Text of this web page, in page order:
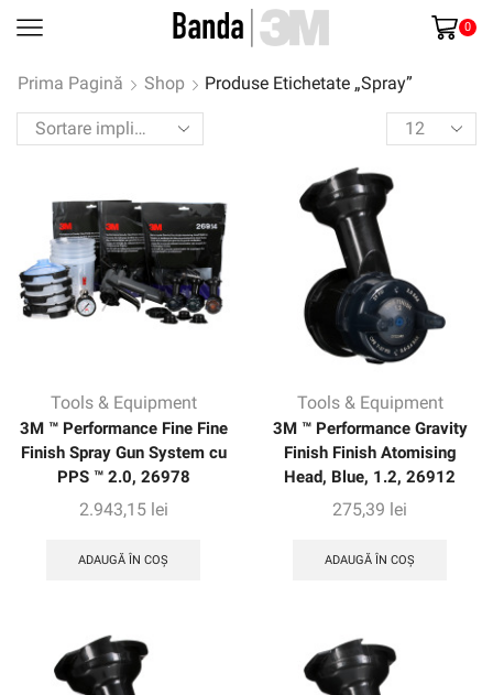
0
Prima Pagină Shop
Produse Etichetate „Spray”
Products
per
page
Tools & Equipment
3M ™ Performance Fine Fine
Finish Spray Gun System cu
PPS ™ 2.0, 26978
2.943,15 lei
ADAUGĂ ÎN COȘ
Tools & Equipment
3M ™ Performance Gravity
Finish Finish Atomising
Head, Blue, 1.2, 26912
275,39 lei
ADAUGĂ ÎN COȘ